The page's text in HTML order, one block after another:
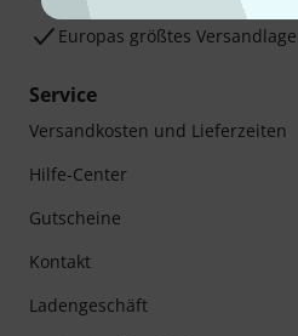
Europas größtes
Service
Versandkosten und Lieferzeiten
Hilfe-Center
Gutscheine
Kontakt
Ladengeschäft